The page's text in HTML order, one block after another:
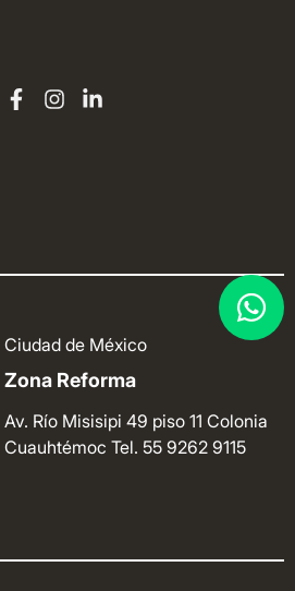
Ciudad de México
Zona Reforma
Av. Río Misisipi 49 piso 11 Colonia
CuauhtémocTel. 55 9262 9115